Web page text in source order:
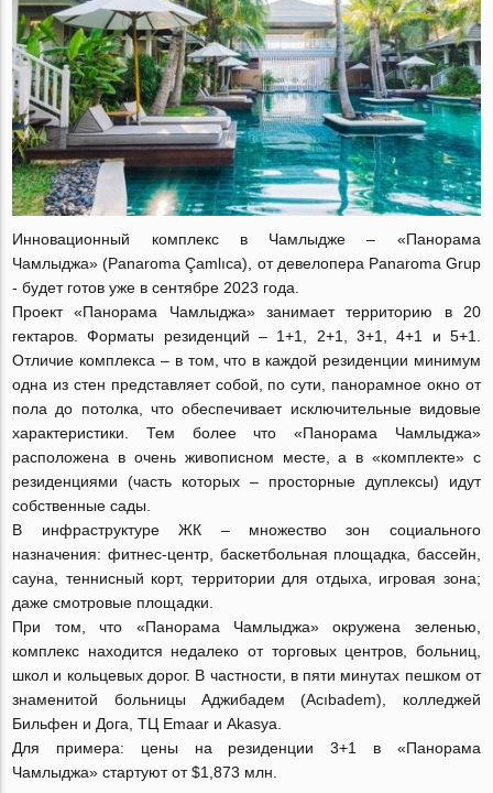
Инновационный комплекс в Чамлыдже – «Панорама
Чамлыджа» (Panaroma Çamlıca), от девелопера Panaroma Grup
- будет готов уже в сентябре 2023 года.
Проект «Панорама Чамлыджа» занимает территорию в 20
гектаров. Форматы резиденций – 1+1, 2+1, 3+1, 4+1 и 5+1.
Отличие комплекса – в том, что в каждой резиденции минимум
одна из стен представляет собой, по сути, панорамное окно от
пола до потолка, что обеспечивает исключительные видовые
характеристики. Тем более что «Панорама Чамлыджа»
расположена в очень живописном месте, а в «комплекте» с
резиденциями (часть которых – просторные дуплексы) идут
собственные сады.
В инфраструктуре ЖК – множество зон социального
назначения: фитнес-центр, баскетбольная площадка, бассейн,
сауна, теннисный корт, территории для отдыха, игровая зона;
даже смотровые площадки.
При том, что «Панорама Чамлыджа» окружена зеленью,
комплекс находится недалеко от торговых центров, больниц,
школ и кольцевых дорог. В частности, в пяти минутах пешком от
знаменитой больницы Аджибадем (Acıbadem), колледжей
Бильфен и Дога, ТЦ Emaar и Akasya.
Для примера: цены на резиденции 3+1 в «Панорама
Чамлыджа» стартуют от $1,873 млн.